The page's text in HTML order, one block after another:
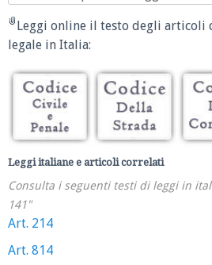
Leggi online il testo degli articoli
legale in Italia:
Leggi italiane e articoli correlati
Consulta i seguenti testi di leggi in
141"
Art. 214
Art. 814